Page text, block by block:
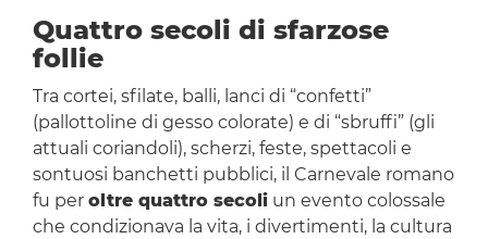
Quattro secoli di sfarzose
follie
Tra cortei, sfilate, balli, lanci di “confetti”
(pallottoline di gesso colorate) e di “sbruffi” (gli
attuali coriandoli), scherzi, feste, spettacoli e
sontuosi banchetti pubblici, il Carnevale romano
fu per oltre quattro secoliun evento colossale
che condizionava la vita, i divertimenti, la cultura